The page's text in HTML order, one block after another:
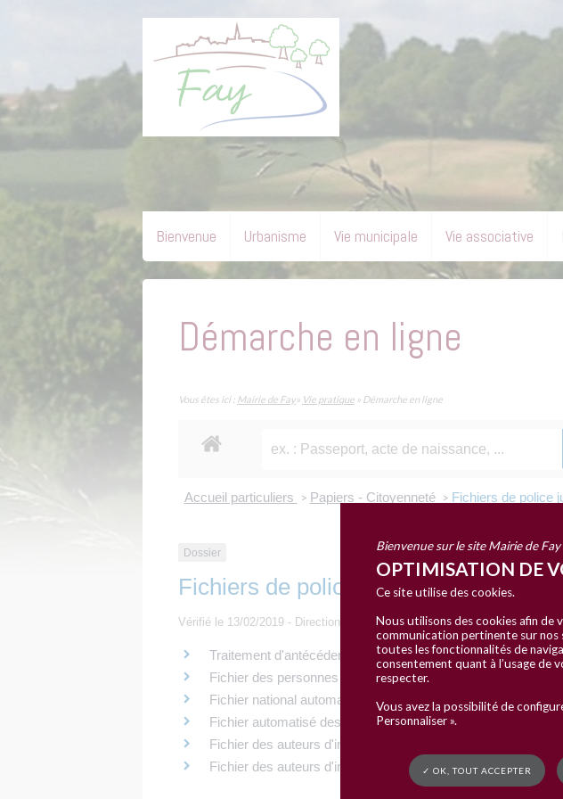
Bienvenue Urbanisme Vie municipale Vie associative
Démarche en ligne
Vous êtes ici : Mairie de Fay» Vie pratique » Démarche en ligne
Accueil particuliers > Papiers - Citoyenneté > Fichiers de police
Dossier
Fichiers de police judiciaire
Vérifié le 13/02/2019 - Direction de l'information légale et administrative
Traitement d'antécédents judiciaires (Taj)
Fichier des personnes recherchées (FPR)
Fichier national automatisé des empreintes génétiques
Fichier automatisé des empreintes digitales (Faed)
Fichier des auteurs d'infractions sexuelles ou violentes (Fijais)
Fichier des auteurs d'infractions terroristes (Fijait)
Bienvenue sur le site Mairie de Fay
OPTIMISATION DE
Ce site utilise des cookies.
Nous utilisons des cookies afin de
communication pertinente sur
toutes les fonctionnalités de
consentement quant à l’usage de
respecter.
Vous avez la possibilité de
Personnaliser ».
✓ OK, TOUT ACCEPTER